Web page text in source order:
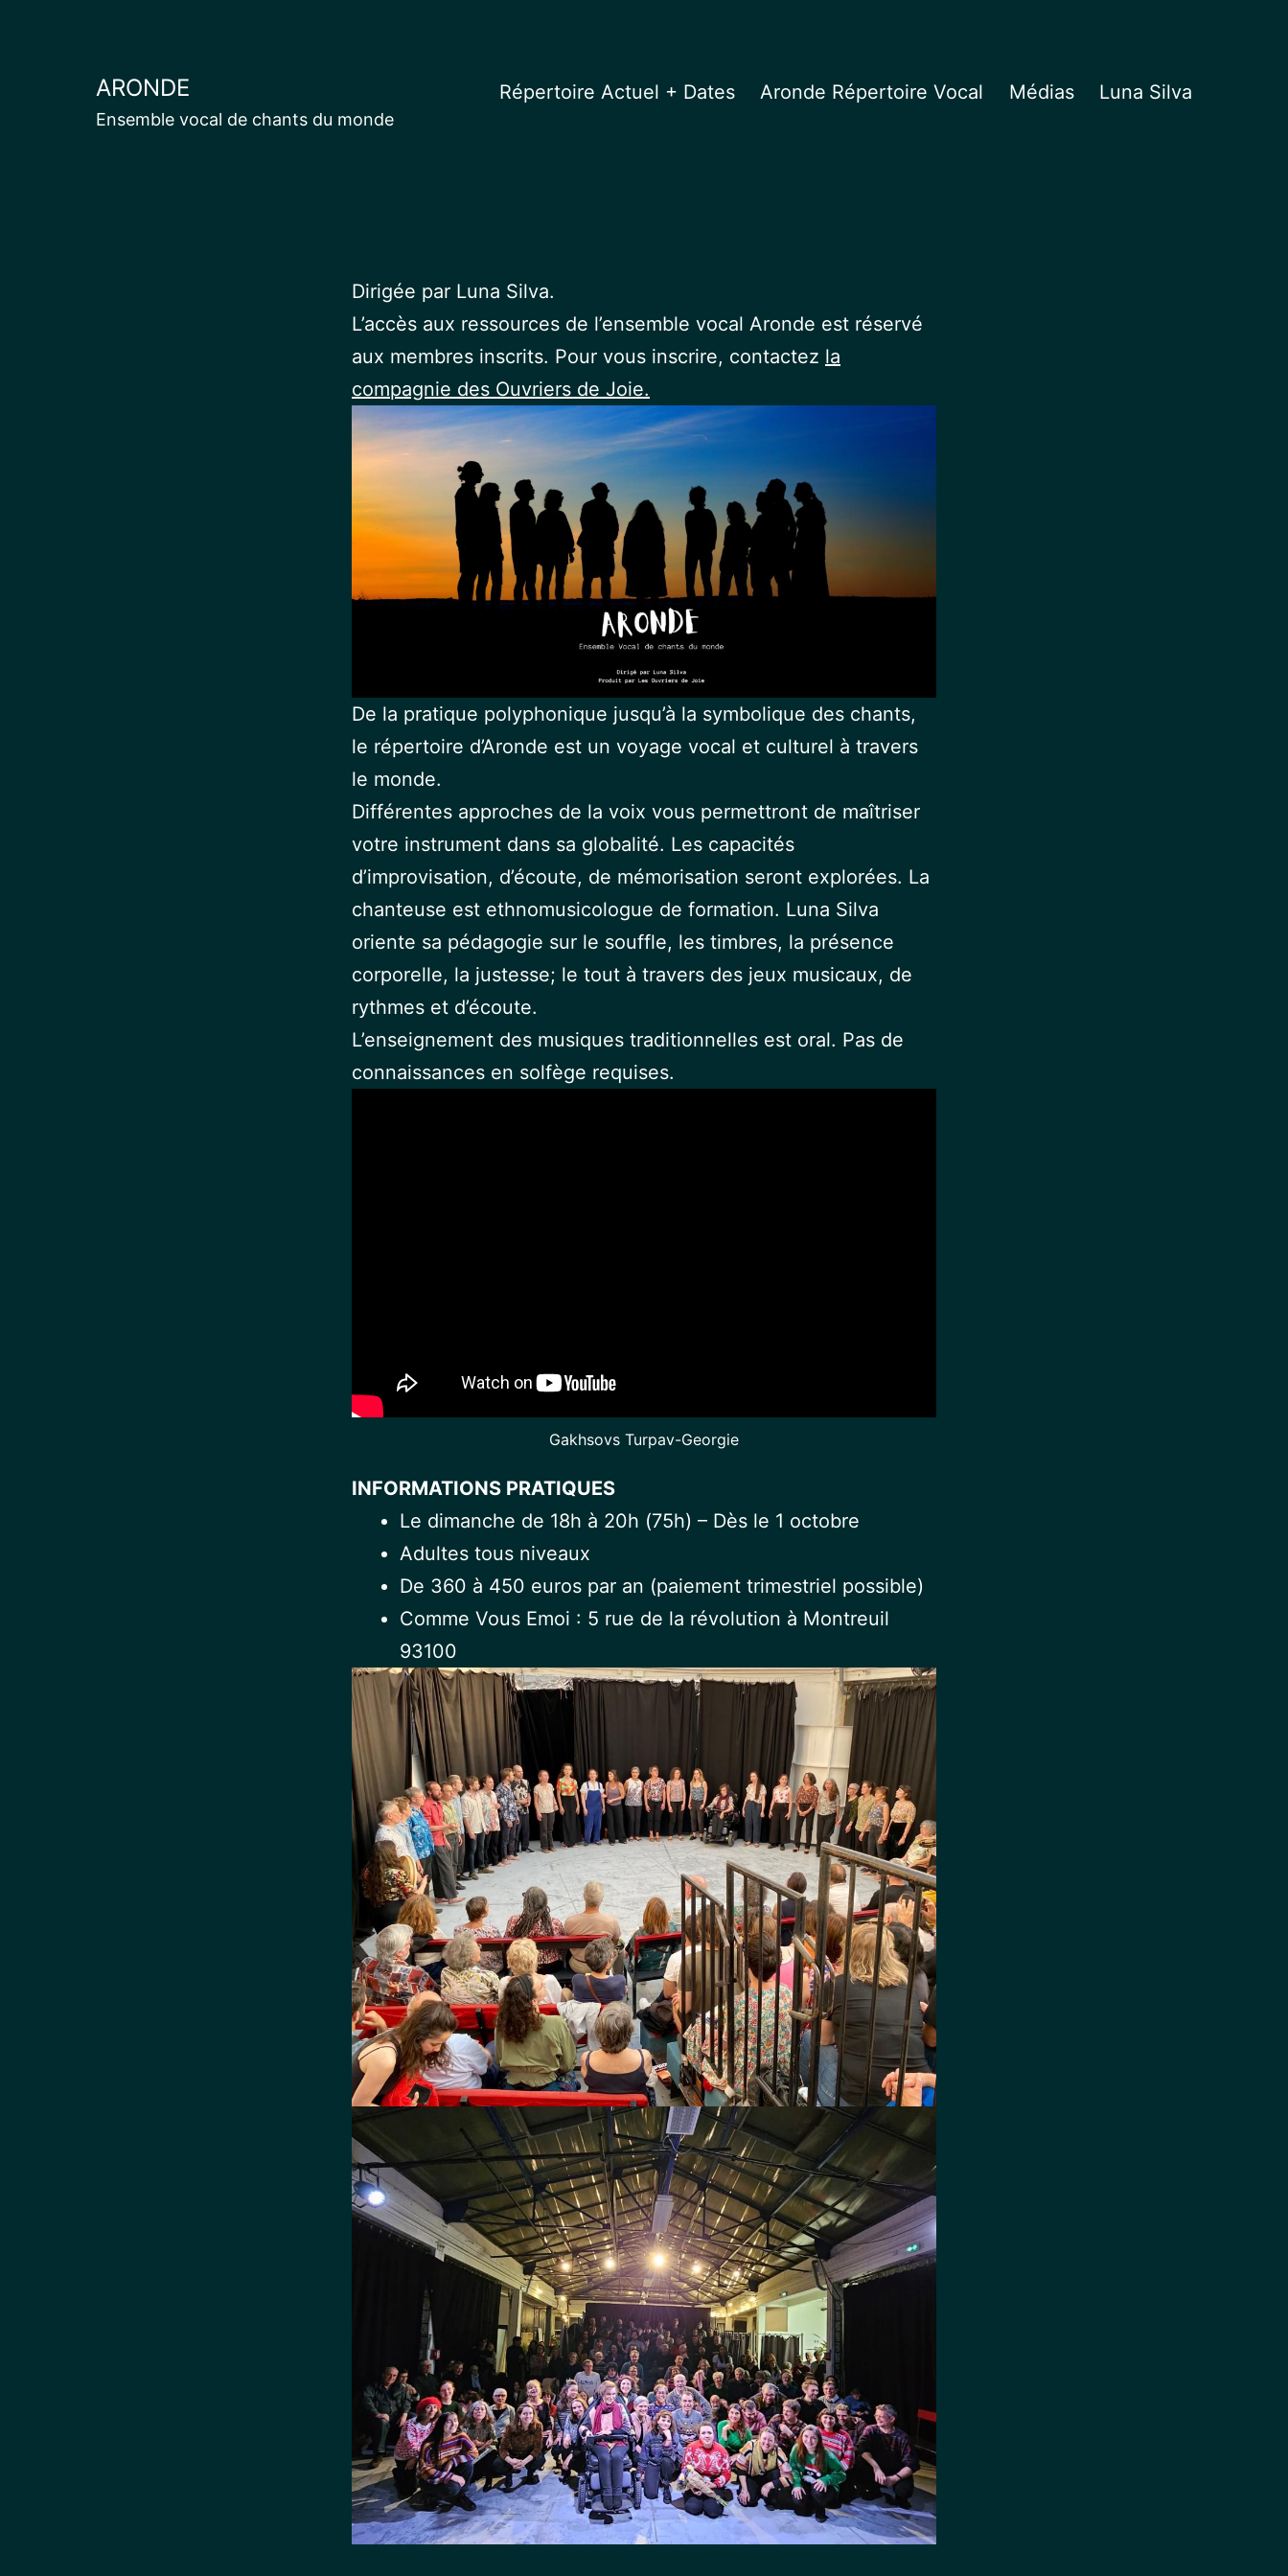
ARONDE
Ensemble vocal de chants du monde
Répertoire Actuel + Dates Aronde Répertoire Vocal Médias Luna Silva
Dirigée par Luna Silva.
L’accès aux ressources de l’ensemble vocal Aronde est réservé
aux membres inscrits. Pour vous inscrire, contactez la
compagnie des Ouvriers de Joie.
De la pratique polyphonique jusqu’à la symbolique des chants,
le répertoire d’Aronde est un voyage vocal et culturel à travers
le monde.
Différentes approches de la voix vous permettront de maîtriser
votre instrument dans sa globalité. Les capacités
d’improvisation, d’écoute, de mémorisation seront explorées. La
chanteuse est ethnomusicologue de formation. Luna Silva
oriente sa pédagogie sur le souffle, les timbres, la présence
corporelle, la justesse; le tout à travers des jeux musicaux, de
rythmes et d’écoute.
L’enseignement des musiques traditionnelles est oral. Pas de
connaissances en solfège requises.
Gakhsovs Turpav-Georgie
INFORMATIONS PRATIQUES
Le dimanche de 18h à 20h (75h) – Dès le 1 octobre
Adultes tous niveaux
De 360 à 450 euros par an (paiement trimestriel possible)
Comme Vous Emoi : 5 rue de la révolution à Montreuil
93100